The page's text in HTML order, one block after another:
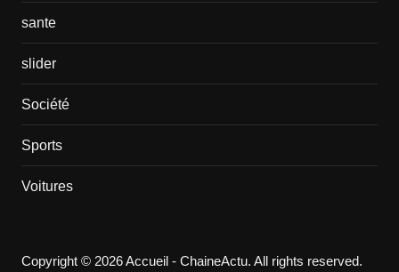
sante
slider
Société
Sports
Voitures
Copyright © 2026 Accueil - ChaineActu. All rights reserved.